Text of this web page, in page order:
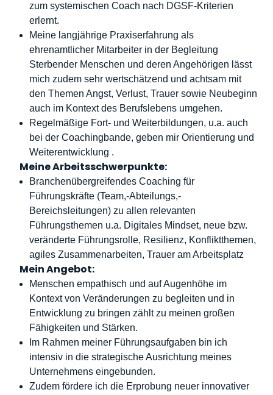
zum systemischen Coach nach DGSF-Kriterien
erlernt.
Meine langjährige Praxiserfahrung als
ehrenamtlicher Mitarbeiter in der Begleitung
Sterbender Menschen und deren Angehörigen lässt
mich zudem sehr wertschätzend und achtsam mit
den Themen Angst, Verlust, Trauer sowie Neubeginn
auch im Kontext des Berufslebens umgehen.
Regelmäßige Fort- und Weiterbildungen, u.a. auch
bei der Coachingbande, geben mir Orientierung und
Weiterentwicklung .
Meine Arbeitsschwerpunkte:
Branchenübergreifendes Coaching für
Führungskräfte (Team,-Abteilungs,-
Bereichsleitungen) zu allen relevanten
Führungsthemen u.a. Digitales Mindset, neue bzw.
veränderte Führungsrolle, Resilienz, Konfliktthemen,
agiles Zusammenarbeiten, Trauer am Arbeitsplatz
Mein Angebot:
Menschen empathisch und auf Augenhöhe im
Kontext von Veränderungen zu begleiten und in
Entwicklung zu bringen zählt zu meinen großen
Fähigkeiten und Stärken.
Im Rahmen meiner Führungsaufgaben bin ich
intensiv in die strategische Ausrichtung meines
Unternehmens eingebunden.
Zudem fördere ich die Erprobung neuer innovativer